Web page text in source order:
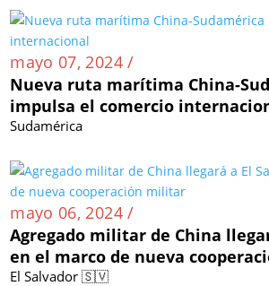
mayo 07, 2024 /
Nueva ruta marítima China-
impulsa el comercio
Sudamérica
mayo 06, 2024 /
Agregado militar de China
en el marco de nueva
El Salvador 🇸🇻